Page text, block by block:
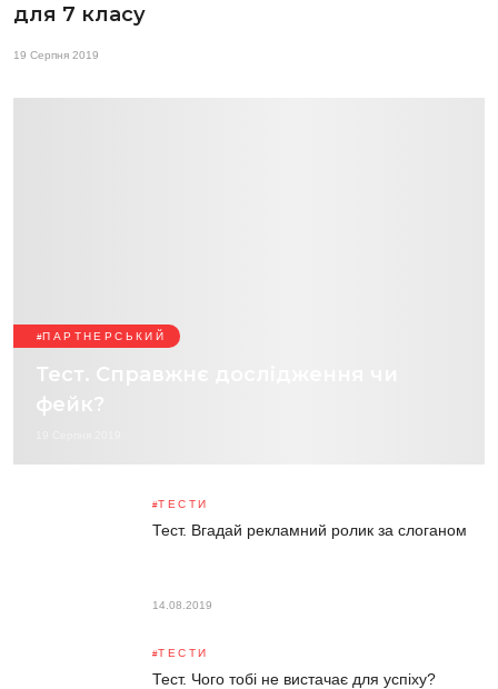
для 7 класу
19 Серпня 2019
ПАРТНЕРСЬКИЙ
Тест. Справжнє дослідження чи
фейк?
ТЕСТИ
Тест. Вгадай рекламний ролик за слоганом
14.08.2019
ТЕСТИ
Тест. Чого тобі не вистачає для успіху?